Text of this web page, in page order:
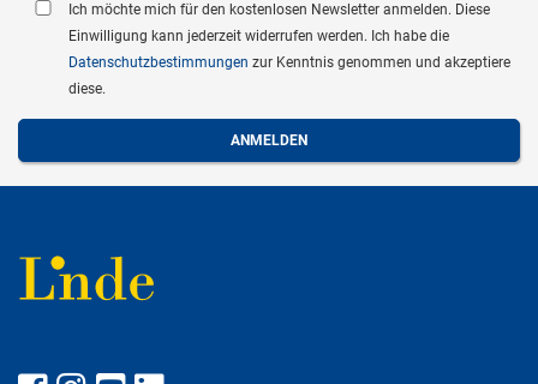
Ich möchte mich für den kostenlosen Newsletter anmelden. Diese
Einwilligung kann jederzeit widerrufen werden. Ich habe die
Datenschutzbestimmungen zur Kenntnis genommen und akzeptiere
diese.